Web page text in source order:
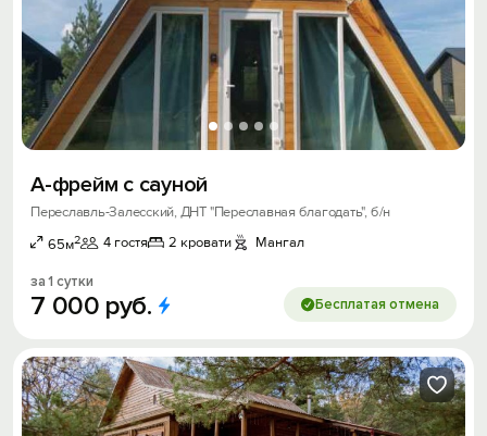
A-фрейм c caунoй
Переславль-Залесский, ДНТ "Переславная благодать", б/н
65м2 4 гостя 2 кровати Мангал
за 1 сутки
7 000 руб. Бесплатая отмена